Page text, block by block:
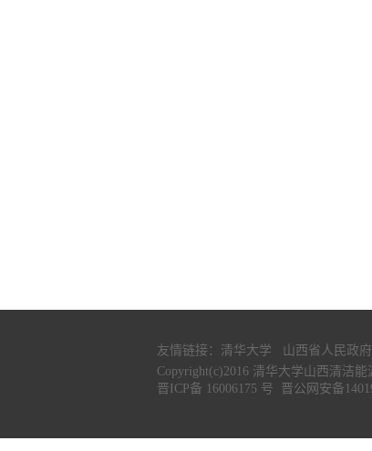
友情链接： 清华大学 山西省人民政府
Copyright(c)2016 清华大学山西清洁能
晋ICP备 16006175 号
晋公网安备